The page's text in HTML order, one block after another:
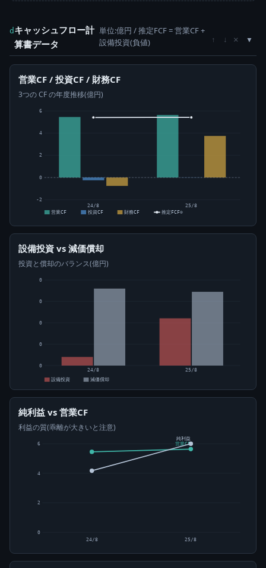
d キャッシュフロー計
算書データ
単位:億円 / 推定FCF = 営業CF +
設備投資(負値)
↑ ↓ ×
営業CF / 投資CF / 財務CF
3つの CF の年度推移(億円)
-2
0
2
4
6
24/8
25/8
営業CF
投資CF 財務CF 推定FCF⊙
設備投資 vs 減価償却
投資と償却のバランス(億円)
0
0
0
0
0
24/8
25/8
設備投資
減価償却
純利益 vs 営業CF
利益の質(乖離が大きいと注意)
0
2
4
6 営業CF
純利益
24/8 25/8